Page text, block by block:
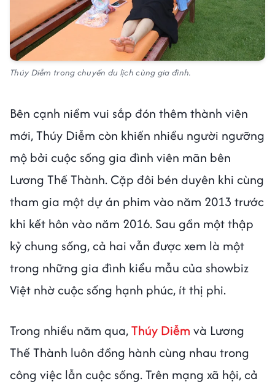
Thúy Diễm trong chuyến du lịch cùng gia đình.
Bên cạnh niềm vui sắp đón thêm thành viên
mới, Thúy Diễm còn khiến nhiều người ngưỡng
mộ bởi cuộc sống gia đình viên mãn bên
Lương Thế Thành. Cặp đôi bén duyên khi cùng
tham gia một dự án phim vào năm 2013 trước
khi kết hôn vào năm 2016. Sau gần một thập
kỷ chung sống, cả hai vẫn được xem là một
trong những gia đình kiểu mẫu của showbiz
Việt nhờ cuộc sống hạnh phúc, ít thị phi.
Trong nhiều năm qua,Thúy Diễm và Lương
Thế Thành luôn đồng hành cùng nhau trong
công việc lẫn cuộc sống. Trên mạng xã hội, cả